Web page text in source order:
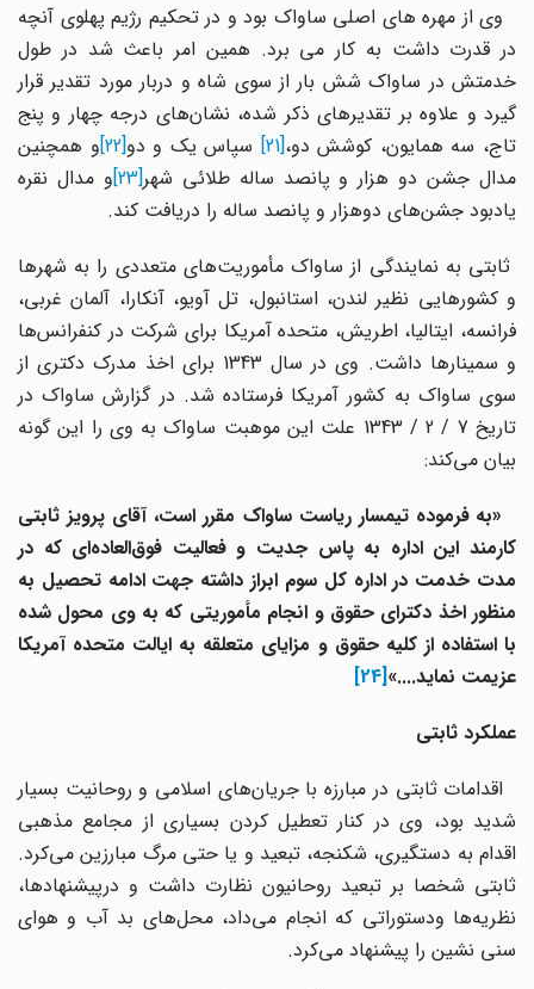
وی از مهره های اصلی ساواک بود و در تحکیم رژیم پهلوی آنچه
در قدرت داشت به کار می برد. همین امر باعث شد در طول
خدمتش در ساواک شش بار از سوی شاه و دربار مورد تقدیر قرار
گیرد و علاوه بر تقدیر‌های ذکر شده، نشان‌های درجه چهار و پنج
تاج، سه همایون، کوشش دو،[21] سپاس یک و دو[22]
و همچنین
مدال جشن دو هزار و پانصد ساله طلائی شهر[23]
و مدال نقره
یادبود جشن‌های دوهزار و پانصد ساله را دریافت کند.
ثابتی به نمایندگی از ساواک مأموریت‌های متعددی را به شهرها
و کشورهایی نظیر لندن، استانبول، تل آویو، آنکارا، آلمان غربی،
فرانسه، ایتالیا، اطریش، متحده آمریکا برای شرکت در کنفرانس‌ها
و سمینارها داشت. وی در سال 1343 برای اخذ مدرک دکتری از
سوی ساواک به کشور آمریکا فرستاده شد. در گزارش ساواک در
تاریخ 7 / 2 / 1343 علت این موهبت ساواک به وی را این گونه
بیان می‌کند:
«به فرموده تیمسار ریاست ساواک مقرر است، آقای پرویز ثابتی
کارمند این اداره به پاس جدیت و فعالیت فوق‌العاده‌ای که در
مدت خدمت در اداره کل سوم ابراز داشته جهت ادامه تحصیل به
منظور اخذ دکترای حقوق و انجام مأموریتی که به وی محول شده
با استفاده از کلیه حقوق و مزایای متعلقه به ایالت متحده آمریکا
عزیمت نماید....»[24]
عملکرد ثابتی
اقدامات ثابتی در مبارزه با جریان‌های اسلامی و روحانیت بسیار
شدید بود، وی در کنار تعطیل کردن بسیاری از مجامع مذهبی
اقدام به دستگیری، شکنجه، تبعید و یا حتی مرگ مبارزین می‌کرد.
ثابتی شخصا بر تبعید روحانیون نظارت داشت و درپیشنهادها،
نظریه‌ها ودستوراتی که انجام می‌داد، محل‌های بد آب و هوای
سنی نشین را پیشنهاد می‌کرد.